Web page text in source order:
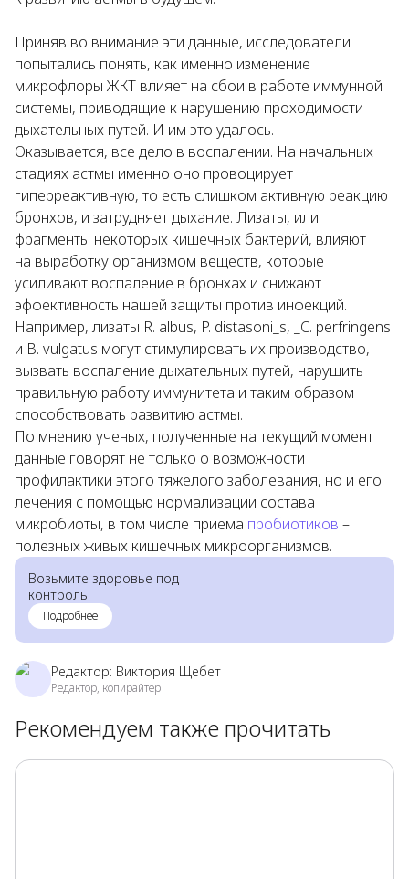
Приняв во внимание эти данные, исследователи
попытались понять, как именно изменение
микрофлоры ЖКТ влияет на сбои в работе иммунной
системы, приводящие к нарушению проходимости
дыхательных путей. И им это удалось.
Оказывается, все дело в воспалении. На начальных
стадиях астмы именно оно провоцирует
гиперреактивную, то есть слишком активную реакцию
бронхов, и затрудняет дыхание. Лизаты, или
фрагменты некоторых кишечных бактерий, влияют
на выработку организмом веществ, которые
усиливают воспаление в бронхах и снижают
эффективность нашей защиты против инфекций.
Например, лизаты R. albus, P. distasoni_s, _C. perfringens
и B. vulgatus могут стимулировать их производство,
вызвать воспаление дыхательных путей, нарушить
правильную работу иммунитета и таким образом
способствовать развитию астмы.
По мнению ученых, полученные на текущий момент
данные говорят не только о возможности
профилактики этого тяжелого заболевания, но и его
лечения с помощью нормализации состава
микробиоты, в том числе приема пробиотиков –
полезных живых кишечных микроорганизмов.
Возьмите здоровье под
контроль
Подробнее
Редактор: Виктория Щебет
Редактор, копирайтер
Рекомендуем также прочитать